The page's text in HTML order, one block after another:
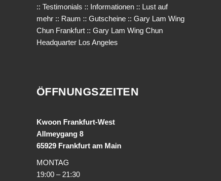
:: Testimonials :: Informationen :: Lust auf
mehr :: Raum :: Gutscheine :: Gary Lam Wing
Chun Frankfurt :: Gary Lam Wing Chun
Headquarter Los Angeles
ÖFFNUNGSZEITEN
Kwoon Frankfurt-West
Allmeygang 8
65929 Frankfurt am Main
MONTAG
19:00 – 21:30